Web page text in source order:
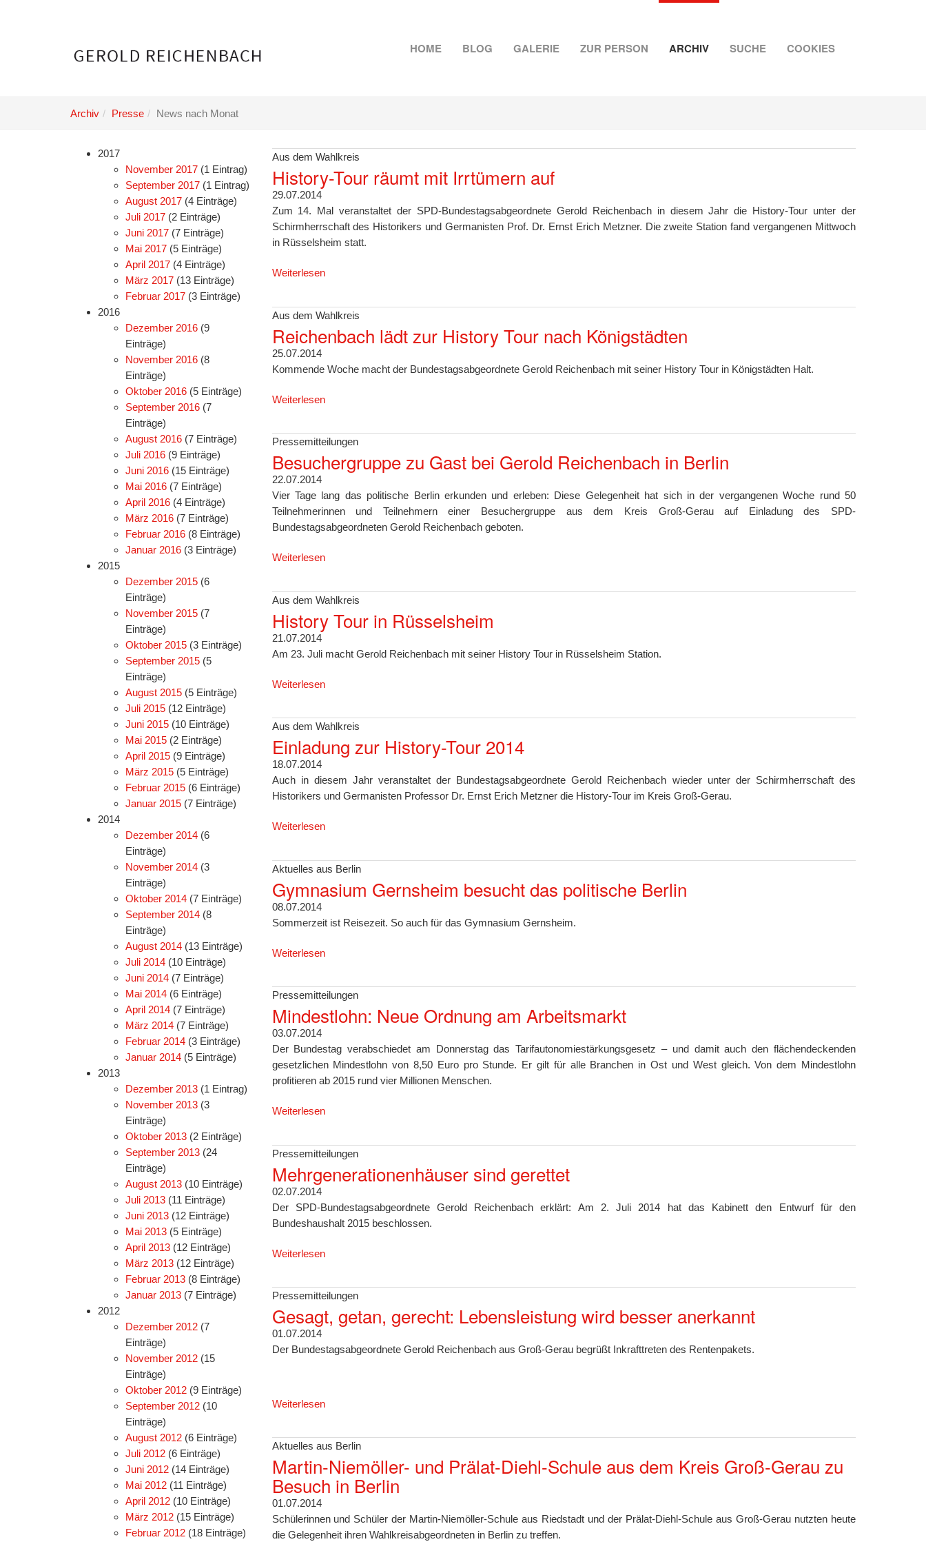
HOME BLOG GALERIE ZUR PERSON ARCHIV SUCHE COOKIES
Archiv Presse News nach Monat
2017
November 2017 (1 Eintrag)
September 2017 (1 Eintrag)
August 2017 (4 Einträge)
Juli 2017 (2 Einträge)
Juni 2017 (7 Einträge)
Mai 2017 (5 Einträge)
April 2017 (4 Einträge)
März 2017 (13 Einträge)
Februar 2017 (3 Einträge)
2016
Dezember 2016 (9
Einträge)
November 2016 (8
Einträge)
Oktober 2016 (5 Einträge)
September 2016 (7
Einträge)
August 2016 (7 Einträge)
Juli 2016 (9 Einträge)
Juni 2016 (15 Einträge)
Mai 2016 (7 Einträge)
April 2016 (4 Einträge)
März 2016 (7 Einträge)
Februar 2016 (8 Einträge)
Januar 2016 (3 Einträge)
2015
Dezember 2015 (6
Einträge)
November 2015 (7
Einträge)
Oktober 2015 (3 Einträge)
September 2015 (5
Einträge)
August 2015 (5 Einträge)
Juli 2015 (12 Einträge)
Juni 2015 (10 Einträge)
Mai 2015 (2 Einträge)
April 2015 (9 Einträge)
März 2015 (5 Einträge)
Februar 2015 (6 Einträge)
Januar 2015 (7 Einträge)
2014
Dezember 2014 (6
Einträge)
November 2014 (3
Einträge)
Oktober 2014 (7 Einträge)
September 2014 (8
Einträge)
August 2014 (13 Einträge)
Juli 2014 (10 Einträge)
Juni 2014 (7 Einträge)
Mai 2014 (6 Einträge)
April 2014 (7 Einträge)
März 2014 (7 Einträge)
Februar 2014 (3 Einträge)
Januar 2014 (5 Einträge)
2013
Dezember 2013 (1 Eintrag)
November 2013 (3
Einträge)
Oktober 2013 (2 Einträge)
September 2013 (24
Einträge)
August 2013 (10 Einträge)
Juli 2013 (11 Einträge)
Juni 2013 (12 Einträge)
Mai 2013 (5 Einträge)
April 2013 (12 Einträge)
März 2013 (12 Einträge)
Februar 2013 (8 Einträge)
Januar 2013 (7 Einträge)
2012
Dezember 2012 (7
Einträge)
November 2012 (15
Einträge)
Oktober 2012 (9 Einträge)
September 2012 (10
Einträge)
August 2012 (6 Einträge)
Juli 2012 (6 Einträge)
Juni 2012 (14 Einträge)
Mai 2012 (11 Einträge)
April 2012 (10 Einträge)
März 2012 (15 Einträge)
Februar 2012 (18 Einträge)
Aus dem Wahlkreis
History-Tour räumt mit Irrtümern auf
29.07.2014
Zum 14. Mal veranstaltet der SPD-Bundestagsabgeordnete Gerold Reichenbach in diesem Jahr die History-Tour unter der
Schirmherrschaft des Historikers und Germanisten Prof. Dr. Ernst Erich Metzner. Die zweite Station fand vergangenen Mittwoch
in Rüsselsheim statt.
Weiterlesen
Aus dem Wahlkreis
Reichenbach lädt zur History Tour nach Königstädten
25.07.2014
Kommende Woche macht der Bundestagsabgeordnete Gerold Reichenbach mit seiner History Tour in Königstädten Halt.
Weiterlesen
Pressemitteilungen
Besuchergruppe zu Gast bei Gerold Reichenbach in Berlin
22.07.2014
Vier Tage lang das politische Berlin erkunden und erleben: Diese Gelegenheit hat sich in der vergangenen Woche rund 50
Teilnehmerinnen und Teilnehmern einer Besuchergruppe aus dem Kreis Groß-Gerau auf Einladung des SPD-
Bundestagsabgeordneten Gerold Reichenbach geboten.
Weiterlesen
Aus dem Wahlkreis
History Tour in Rüsselsheim
21.07.2014
Am 23. Juli macht Gerold Reichenbach mit seiner History Tour in Rüsselsheim Station.
Weiterlesen
Aus dem Wahlkreis
Einladung zur History-Tour 2014
18.07.2014
Auch in diesem Jahr veranstaltet der Bundestagsabgeordnete Gerold Reichenbach wieder unter der Schirmherrschaft des
Historikers und Germanisten Professor Dr. Ernst Erich Metzner die History-Tour im Kreis Groß-Gerau.
Weiterlesen
Aktuelles aus Berlin
Gymnasium Gernsheim besucht das politische Berlin
08.07.2014
Sommerzeit ist Reisezeit. So auch für das Gymnasium Gernsheim.
Weiterlesen
Pressemitteilungen
Mindestlohn: Neue Ordnung am Arbeitsmarkt
03.07.2014
Der Bundestag verabschiedet am Donnerstag das Tarifautonomiestärkungsgesetz – und damit auch den flächendeckenden
gesetzlichen Mindestlohn von 8,50 Euro pro Stunde. Er gilt für alle Branchen in Ost und West gleich. Von dem Mindestlohn
profitieren ab 2015 rund vier Millionen Menschen.
Weiterlesen
Pressemitteilungen
Mehrgenerationenhäuser sind gerettet
02.07.2014
Der SPD-Bundestagsabgeordnete Gerold Reichenbach erklärt: Am 2. Juli 2014 hat das Kabinett den Entwurf für den
Bundeshaushalt 2015 beschlossen.
Weiterlesen
Pressemitteilungen
Gesagt, getan, gerecht: Lebensleistung wird besser anerkannt
01.07.2014
Der Bundestagsabgeordnete Gerold Reichenbach aus Groß-Gerau begrüßt Inkrafttreten des Rentenpakets.
Weiterlesen
Aktuelles aus Berlin
Martin-Niemöller- und Prälat-Diehl-Schule aus dem Kreis Groß-Gerau zu
Besuch in Berlin
01.07.2014
Schülerinnen und Schüler der Martin-Niemöller-Schule aus Riedstadt und der Prälat-Diehl-Schule aus Groß-Gerau nutzten heute
die Gelegenheit ihren Wahlkreisabgeordneten in Berlin zu treffen.